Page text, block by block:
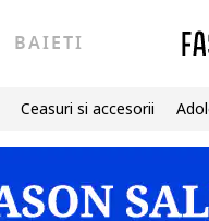
BAIETI
Ceasuri si accesorii